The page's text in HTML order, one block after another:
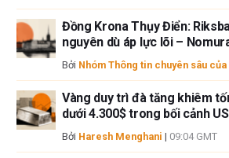
Đồng Krona Thụy Điển:
nguyên dù áp lực lõi –
Bởi Nhóm Thông tin chuyên sâu
Vàng duy trì đà tăng khiêm
dưới 4.300$ trong bối cảnh
Bởi Haresh Menghani | 09:04 GMT